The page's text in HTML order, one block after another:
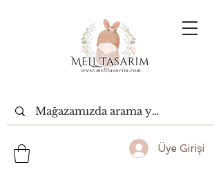
Üye Girişi